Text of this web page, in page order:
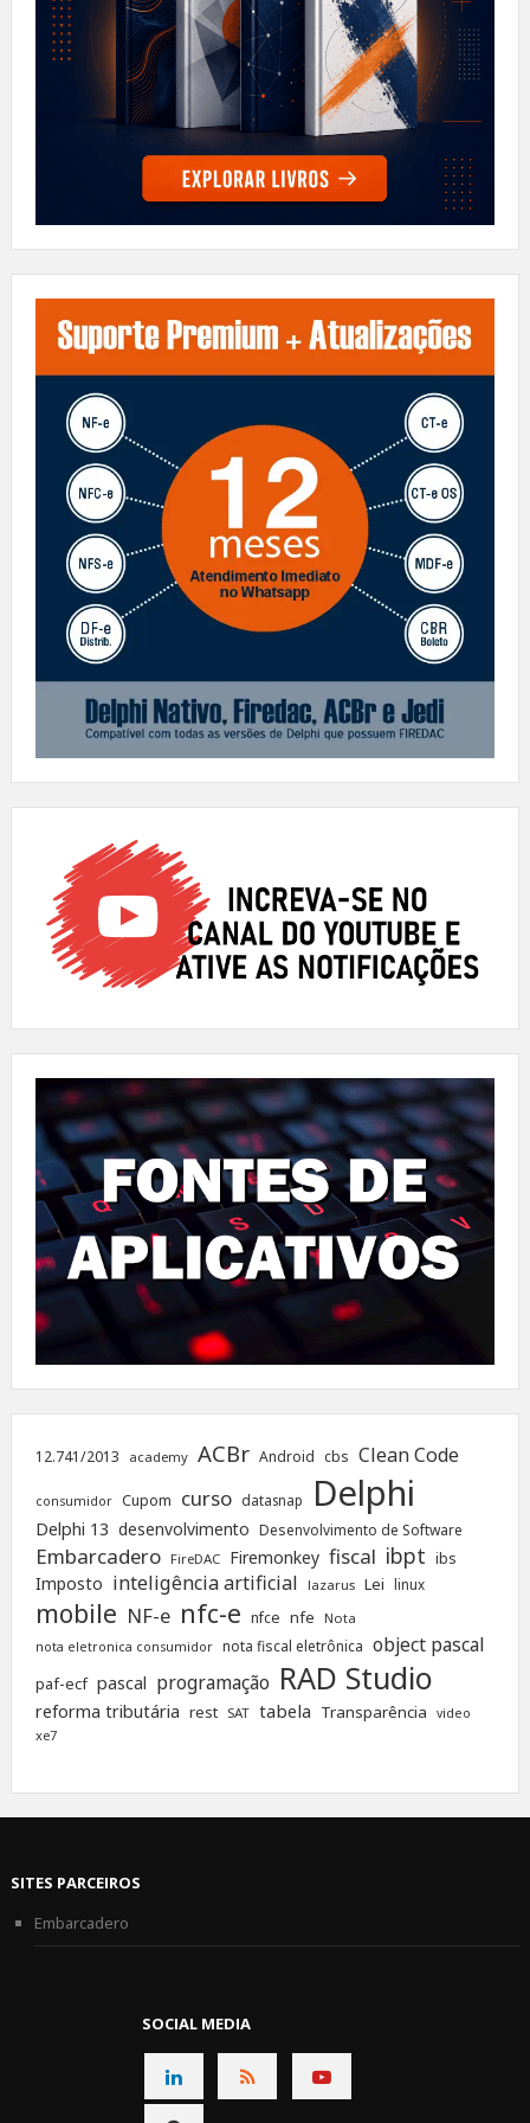
12.741/2013 academy ACBr Android cbs Clean Code
consumidor Cupom curso datasnap Delphi
Delphi 13 desenvolvimento Desenvolvimento de Software
Embarcadero FireDAC Firemonkey fiscal ibpt ibs
Imposto inteligência artificial lazarus Lei linux
mobile NF-e nfc-e nfce nfe Nota
nota eletronica consumidor nota fiscal eletrônica object pascal
paf-ecf pascal programação RAD Studio
reforma tributária rest SAT tabela Transparência video
xe7
SITES PARCEIROS
Embarcadero
SOCIAL MEDIA
CONNECT
ON
CONNECT
ON